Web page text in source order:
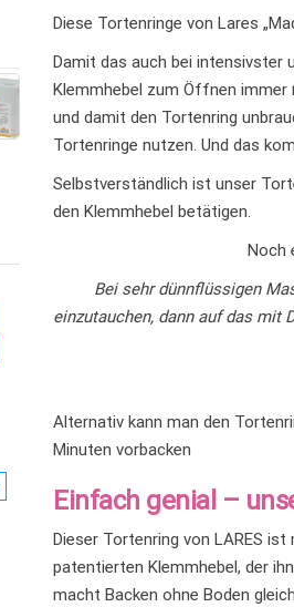
Diese Tortenringe von Lares
Damit das auch bei intensivster
Klemmhebel zum Öffnen immer
und damit den Tortenring
Tortenringe nutzen. Und das
Selbstverständlich ist unser
den Klemmhebel betätigen.
Noch
Bei sehr dünnflüssigen
einzutauchen, dann auf das mit
Alternativ kann man den
Minuten vorbacken
Einfach genial –
Dieser Tortenring von LARES
patentierten Klemmhebel, der
macht Backen ohne Boden